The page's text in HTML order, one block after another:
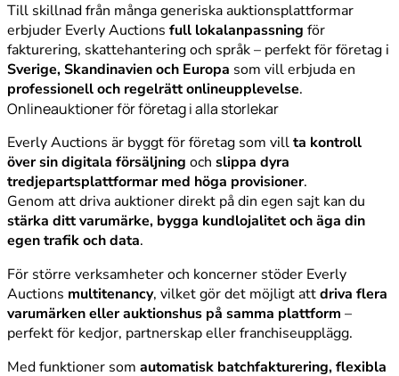
Till skillnad från många generiska auktionsplattformar
erbjuder Everly Auctions full lokalanpassning för
fakturering, skattehantering och språk – perfekt för företag i
Sverige, Skandinavien och Europa som vill erbjuda en
professionell och regelrätt onlineupplevelse.
Onlineauktioner för företag i alla storlekar
Everly Auctions är byggt för företag som villta kontroll
över sin digitala försäljning och slippa dyra
tredjepartsplattformar med höga provisioner.
Genom att driva auktioner direkt på din egen sajt kan du
stärka ditt varumärke, bygga kundlojalitet och äga din
egen trafik och data.
För större verksamheter och koncerner stöder Everly
Auctions multitenancy, vilket gör det möjligt attdriva flera
varumärken eller auktionshus på samma plattform –
perfekt för kedjor, partnerskap eller franchiseupplägg.
Med funktioner som automatisk batchfakturering, flexibla